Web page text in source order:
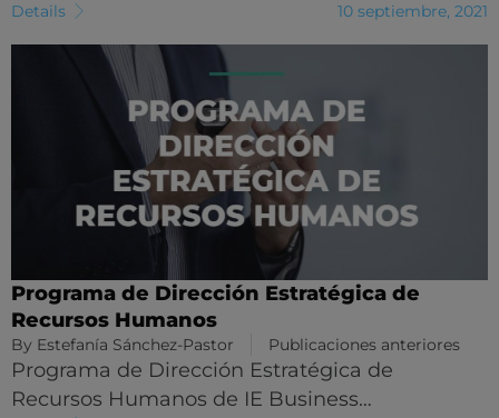
Details 10 septiembre, 2021
Programa de Dirección Estratégica de
Recursos Humanos
By Estefanía Sánchez-Pastor Publicaciones anteriores
Programa de Dirección Estratégica de
Recursos Humanos de IE Business…